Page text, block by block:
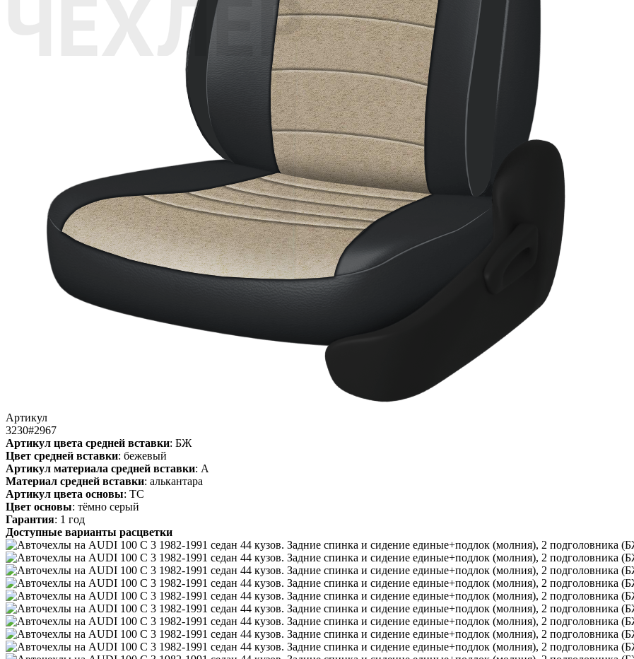
Артикул
3230#2967
Артикул цвета средней вставки: БЖ
Цвет средней вставки: бежевый
Артикул материала средней вставки: А
Материал средней вставки: алькантара
Артикул цвета основы: ТС
Цвет основы: тёмно серый
Гарантия: 1 год
Доступные варианты расцветки